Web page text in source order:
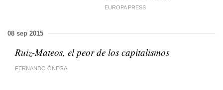
EUROPA PRESS
08 sep 2015
Ruiz-Mateos, el peor de los capitalismos
FERNANDO ÓNEGA